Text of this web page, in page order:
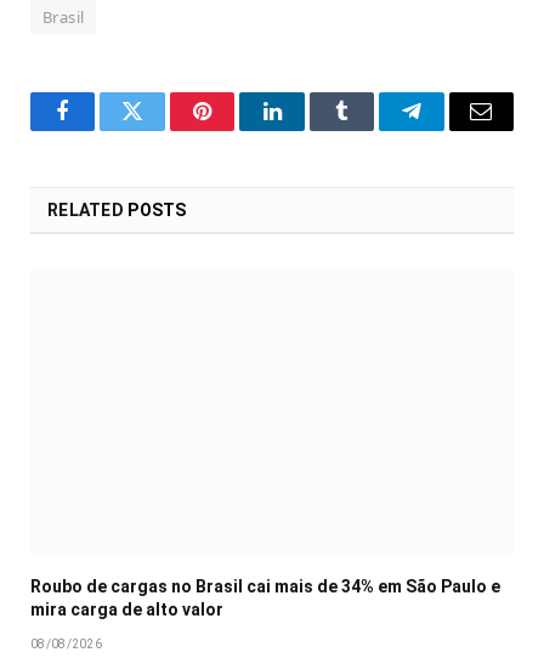
Brasil
FacebookTwitter PinterestLinkedInTumblr TelegramEmail
RELATED POSTS
Roubo de cargas no Brasil cai mais de 34% em São Paulo e
mira carga de alto valor
08/08/2026